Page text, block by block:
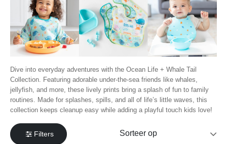
Dive into everyday adventures with the Ocean Life + Whale Tail
Collection. Featuring adorable under-the-sea friends like whales,
jellyfish, and more, these lively prints bring a splash of fun to family
routines. Made for splashes, spills, and all of life’s little waves, this
collection keeps cleanup easy while adding a playful touch kids love!
Filters